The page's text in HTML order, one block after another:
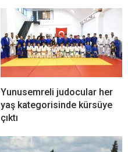
Yunusemreli judocular her
yaş kategorisinde kürsüye
çıktı